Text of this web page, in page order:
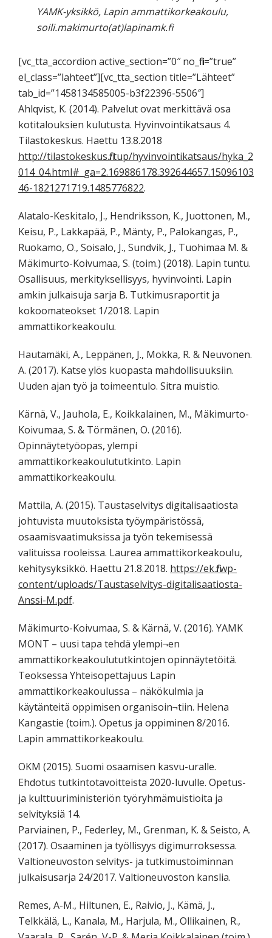
YAMK-yksikkö, Lapin ammattikorkeakoulu,
soili.makimurto(at)lapinamk.fi
[vc_tta_accordion active_section=”0″ no_fill=”true”
el_class=”lahteet”][vc_tta_section title=”Lähteet”
tab_id=”1458134585005-b3f22396-5506″]
Ahlqvist, K. (2014). Palvelut ovat merkittävä osa
kotitalouksien kulutusta. Hyvinvointikatsaus 4.
Tilastokeskus. Haettu 13.8.2018
http://tilastokeskus.fi/tup/hyvinvointikatsaus/hyka_2
014_04.html#_ga=2.169886178.392644657.15096103
46-1821271719.1485776822.
Alatalo-Keskitalo, J., Hendriksson, K., Juottonen, M.,
Keisu, P., Lakkapää, P., Mänty, P., Palokangas, P.,
Ruokamo, O., Soisalo, J., Sundvik, J., Tuohimaa M. &
Mäkimurto-Koivumaa, S. (toim.) (2018). Lapin tuntu.
Osallisuus, merkityksellisyys, hyvinvointi. Lapin
amkin julkaisuja sarja B. Tutkimusraportit ja
kokoomateokset 1/2018. Lapin
ammattikorkeakoulu.
Hautamäki, A., Leppänen, J., Mokka, R. & Neuvonen.
A. (2017). Katse ylös kuopasta mahdollisuuksiin.
Uuden ajan työ ja toimeentulo. Sitra muistio.
Kärnä, V., Jauhola, E., Koikkalainen, M., Mäkimurto-
Koivumaa, S. & Törmänen, O. (2016).
Opinnäytetyöopas, ylempi
ammattikorkeakoulututkinto. Lapin
ammattikorkeakoulu.
Mattila, A. (2015). Taustaselvitys digitalisaatiosta
johtuvista muutoksista työympäristössä,
osaamisvaatimuksissa ja työn tekemisessä
valituissa rooleissa. Laurea ammattikorkeakoulu,
kehitysyksikkö. Haettu 21.8.2018. https://ek.fi/wp-
content/uploads/Taustaselvitys-digitalisaatiosta-
Anssi-M.pdf.
Mäkimurto-Koivumaa, S. & Kärnä, V. (2016). YAMK
MONT – uusi tapa tehdä ylempi¬en
ammattikorkeakoulututkintojen opinnäytetöitä.
Teoksessa Yhteisopettajuus Lapin
ammattikorkeakoulussa – näkökulmia ja
käytänteitä oppimisen organisoin¬tiin. Helena
Kangastie (toim.). Opetus ja oppiminen 8/2016.
Lapin ammattikorkeakoulu.
OKM (2015). Suomi osaamisen kasvu-uralle.
Ehdotus tutkintotavoitteista 2020-luvulle. Opetus-
ja kulttuuriministeriön työryhmämuistioita ja
selvityksiä 14.
Parviainen, P., Federley, M., Grenman, K. & Seisto, A.
(2017). Osaaminen ja työllisyys digimurroksessa.
Valtioneuvoston selvitys- ja tutkimustoiminnan
julkaisusarja 24/2017. Valtioneuvoston kanslia.
Remes, A-M., Hiltunen, E., Raivio, J., Kämä, J.,
Telkkälä, L., Kanala, M., Harjula, M., Ollikainen, R.,